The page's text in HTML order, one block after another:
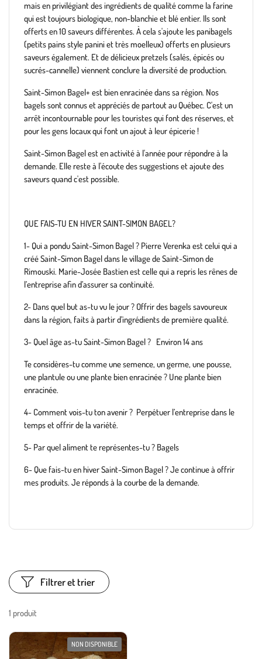
mais en privilégiant des ingrédients de qualité comme la farine
qui est toujours biologique, non-blanchie et blé entier. Ils sont
offerts en 10 saveurs différentes. À cela s'ajoute les panibagels
(petits pains style panini et très moelleux) offerts en plusieurs
saveurs également. Et de délicieux pretzels (salés, épicés ou
sucrés-cannelle) viennent conclure la diversité de production.
Saint-Simon Bagel+ est bien enracinée dans sa région. Nos
bagels sont connus et appréciés de partout au Québec. C'est un
arrêt incontournable pour les touristes qui font des réserves, et
pour les gens locaux qui font un ajout à leur épicerie !
Saint-Simon Bagel est en activité à l'année pour répondre à la
demande. Elle reste à l'écoute des suggestions et ajoute des
saveurs quand c'est possible.
QUE FAIS-TU EN HIVER SAINT-SIMON BAGEL?
1- Qui a pondu Saint-Simon Bagel ? Pierre Verenka est celui qui a
créé Saint-Simon Bagel dans le village de Saint-Simon de
Rimouski. Marie-Josée Bastien est celle qui a repris les rênes de
l’entreprise afin d’assurer sa continuité.
2- Dans quel but as-tu vu le jour ? Offrir des bagels savoureux
dans la région, faits à partir d’ingrédients de première qualité.
3- Quel âge as-tu Saint-Simon Bagel ? Environ 14 ans
Te considères-tu comme une semence, un germe, une pousse,
une plantule ou une plante bien enracinée ? Une plante bien
enracinée.
4- Comment vois-tu ton avenir ? Perpétuer l’entreprise dans le
temps et offrir de la variété.
5- Par quel aliment te représentes-tu ? Bagels
6- Que fais-tu en hiver Saint-Simon Bagel ? Je continue à offrir
mes produits. Je réponds à la courbe de la demande.
1 produit
Filtrer et trier
NON DISPONIBLE